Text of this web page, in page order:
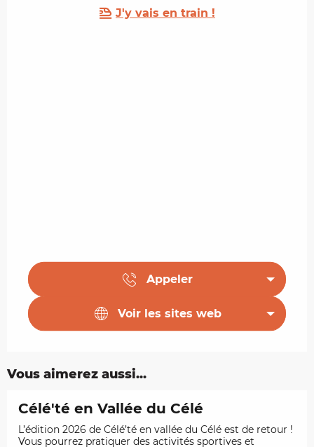
J'y vais en train !
Appeler
Voir les sites web
Vous aimerez aussi...
Célé'té en Vallée du Célé
L’édition 2026 de Célé’té en vallée du Célé est de retour !
Vous pourrez pratiquer des activités sportives et